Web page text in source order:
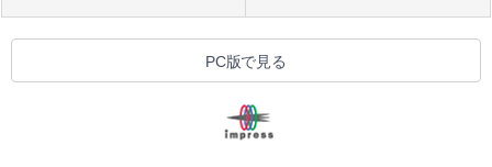
PC版で見る